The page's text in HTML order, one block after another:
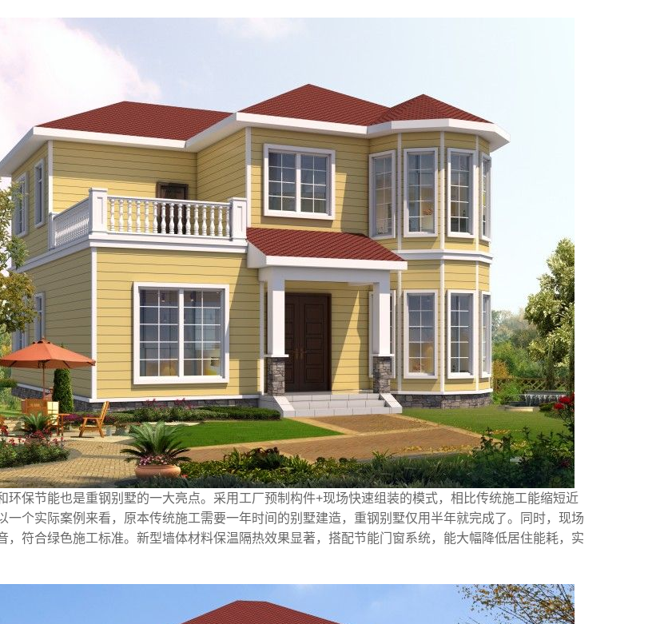
环保节能也是重钢别墅的一大亮点。采用工厂预制构件+现场快速组装的模式，相比传统施工能缩短近
一个实际案例来看，原本传统施工需要一年时间的别墅建造，重钢别墅仅用半年就完成了。同时，现场
，符合绿色施工标准。新型墙体材料保温隔热效果显著，搭配节能门窗系统，能大幅降低居住能耗，实